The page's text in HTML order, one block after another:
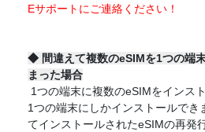
Eサポートにご連絡ください！
◆ 間違えて複数のeSIMを1つの端
まった場合
1つの端末に複数のeSIMをインス
1つの端末にしかインストールでき
てインストールされたeSIMの再発